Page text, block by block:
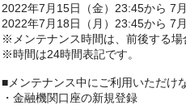
2022年7月15日（金）23:45から 7
2022年7月18日（月）23:45から 7
※メンテナンス時間は、前後する場
※時間は24時間表記です。
■メンテナンス中にご利用いただけ
・金融機関口座の新規登録